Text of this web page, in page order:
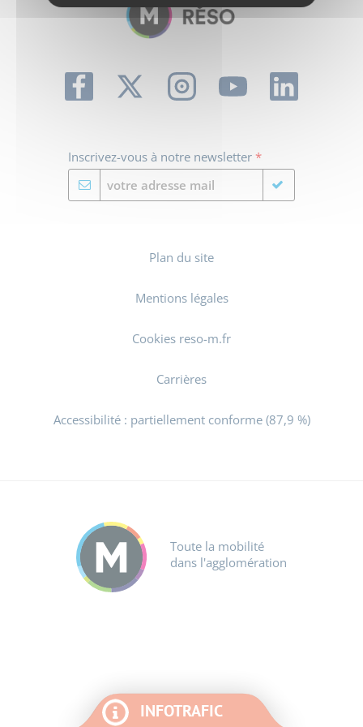
INFOTRAFIC
Inscrivez-vous à notre newsletter *
Plan du site
Mentions légales
Cookies reso-m.fr
Carrières
Accessibilité : partiellement conforme (87,9 %)
Toute la mobilité
dans l'agglomération